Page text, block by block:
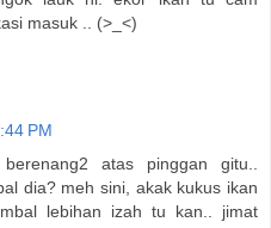
masuk .. (>_<)
PM
atas pinggan gitu..
dia? meh sini, akak kukus ikan
lebihan izah tu kan.. jimat